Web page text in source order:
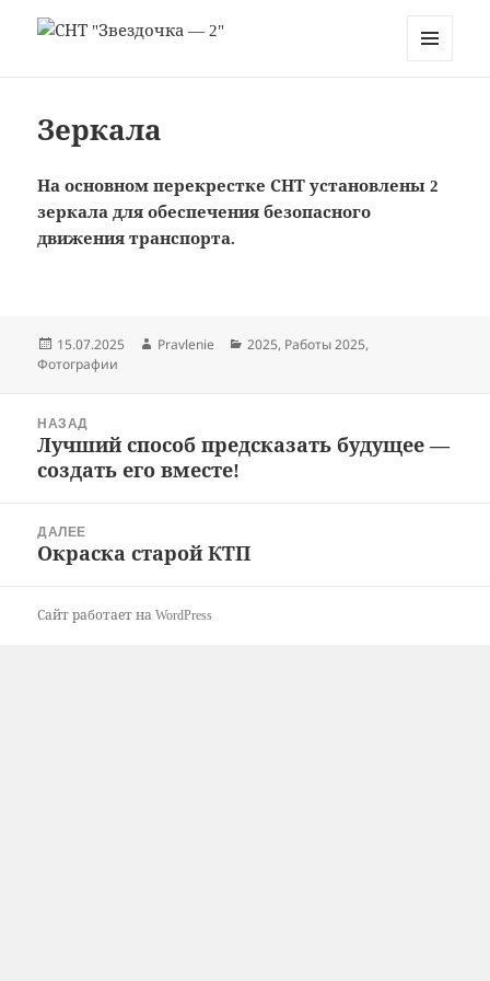
Зеркала
На основном перекрестке СНТ установлены 2
зеркала для обеспечения безопасного
движения транспорта.
Опубликовано
15.07.2025 Автор
Pravlenie Рубрики
2025, Работы 2025,
Фотографии
записям
НАЗАД
Предыдущая
запись:
Лучший способ предсказать будущее —
создать его вместе!
ДАЛЕЕ
Следующая
Окраска старой КТП
Сайт работает на WordPress